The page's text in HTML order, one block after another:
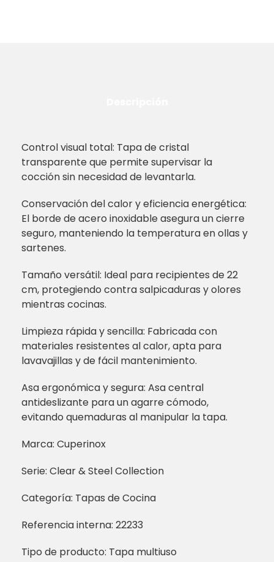
Control visual total: Tapa de cristal
transparente que permite supervisar la
cocción sin necesidad de levantarla.
Conservación del calor y eficiencia energética:
El borde de acero inoxidable asegura un cierre
seguro, manteniendo la temperatura en ollas y
sartenes.
Tamaño versátil: Ideal para recipientes de 22
cm, protegiendo contra salpicaduras y olores
mientras cocinas.
Limpieza rápida y sencilla: Fabricada con
materiales resistentes al calor, apta para
lavavajillas y de fácil mantenimiento.
Asa ergonómica y segura: Asa central
antideslizante para un agarre cómodo,
evitando quemaduras al manipular la tapa.
Marca: Cuperinox
Serie: Clear & Steel Collection
Categoría: Tapas de Cocina
Referencia interna: 22233
Tipo de producto: Tapa multiuso